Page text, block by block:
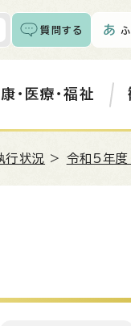
質問する
・医療・福祉
行状況 > 令和5年